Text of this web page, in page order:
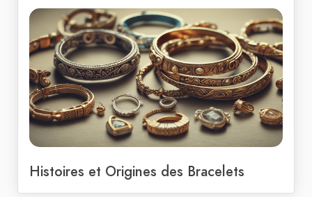
Histoires et Origines des Bracelets